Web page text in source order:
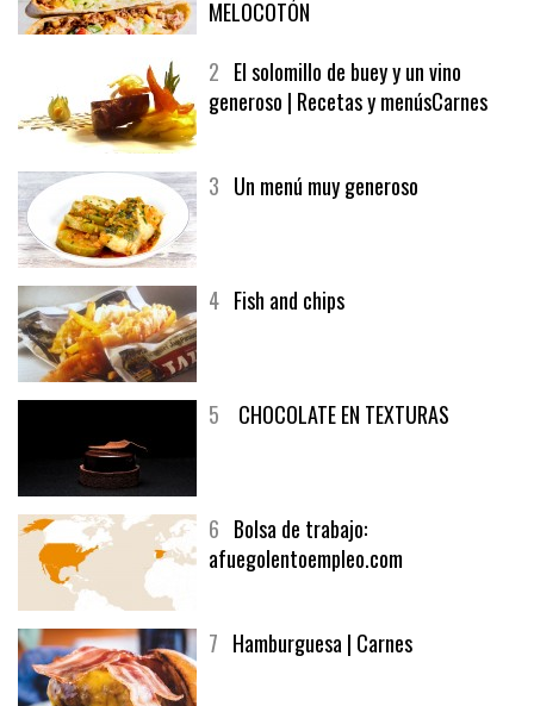
MELOCOTÓN
2 El solomillo de buey y un vino
generoso | Recetas y menúsCarnes
3 Un menú muy generoso
4 Fish and chips
5 CHOCOLATE EN TEXTURAS
6 Bolsa de trabajo:
afuegolentoempleo.com
7 Hamburguesa | Carnes